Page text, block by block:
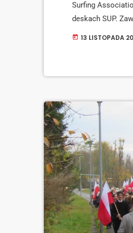
Surfing
deskach SUP.
słyną z
today 13 LISTOPADA